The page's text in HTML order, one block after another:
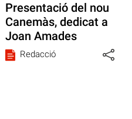
Presentació del nou
Canemàs, dedicat a
Joan Amades
Redacció